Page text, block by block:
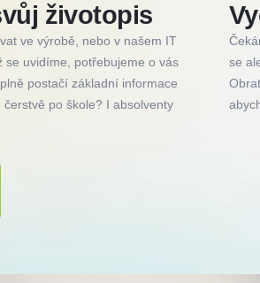
životopis
ve výrobě, nebo v našem IT
se uvidíme, potřebujeme o vás
postačí základní informace
po škole? I absolventy
se